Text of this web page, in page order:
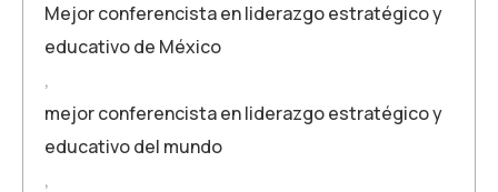
Mejor conferencista en liderazgo estratégico y
educativo de México
,
mejor conferencista en liderazgo estratégico y
educativo del mundo
,